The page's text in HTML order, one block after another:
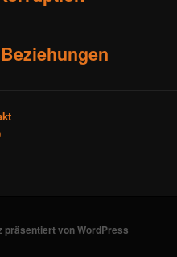
präsentiert von WordPress